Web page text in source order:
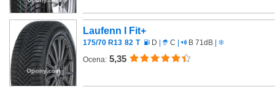
Laufenn I Fit+
175/70 R13 82 T D C B 71dB
Ocena: 5,35